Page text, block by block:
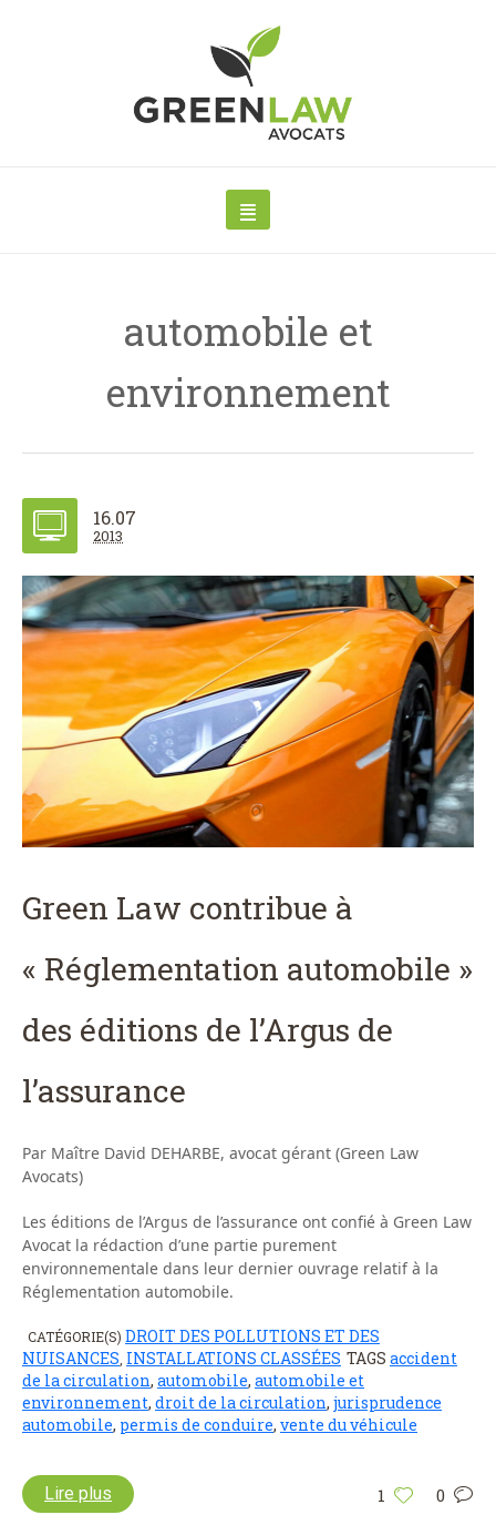
automobile et
environnement
16.07
2013
Green Law contribue à
« Réglementation automobile »
des éditions de l’Argus de
l’assurance
Par Maître David DEHARBE, avocat gérant (Green Law
Avocats)
Les éditions de l’Argus de l’assurance ont confié à Green Law
Avocat la rédaction d’une partie purement
environnementale dans leur dernier ouvrage relatif à la
Réglementation automobile.
CATÉGORIE(S) DROIT DES POLLUTIONS ET DES
NUISANCES INSTALLATIONS CLASSÉES TAGS accident
de la circulation, automobile, automobile et
environnement, droit de la circulation, jurisprudence
automobile, permis de conduire, vente du véhicule
1 0
Lire plus